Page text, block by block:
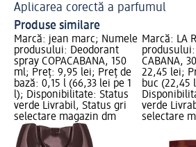
Aplicarea corectă a parfumul
Produse similare
Marcă: jean marc; Numele
produsului: Deodorant
spray COPACABANA, 150
ml; Preț: 9,95 lei; Preț de
bază: 0,15 l (66,33 lei pe 1
l); Disponibilitate: Status
verde Livrabil, Status gri
selectare magazin dm
Marcă: LA
CABANA,
22,45 lei;
buc (22,45
verde
selectare